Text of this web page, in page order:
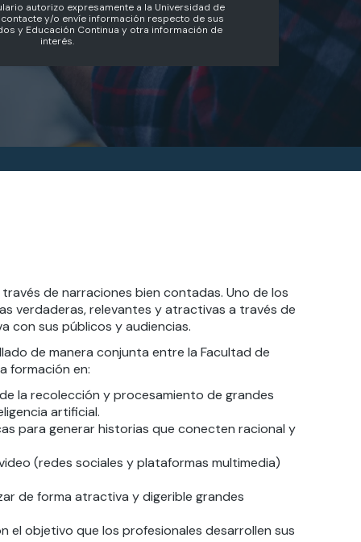
autorizo expresamente a la Universidad de
y/o envíe información respecto de sus
y Educación Continua y otra información de
interés.
de narraciones bien contadas. Uno de los
verdaderas, relevantes y atractivas a través de
con sus públicos y audiencias.
de manera conjunta entre la Facultad de
formación en:
la recolección y procesamiento de grandes
artificial.
para generar historias que conecten racional y
(redes sociales y plataformas multimedia)
de forma atractiva y digerible grandes
el objetivo que los profesionales desarrollen sus